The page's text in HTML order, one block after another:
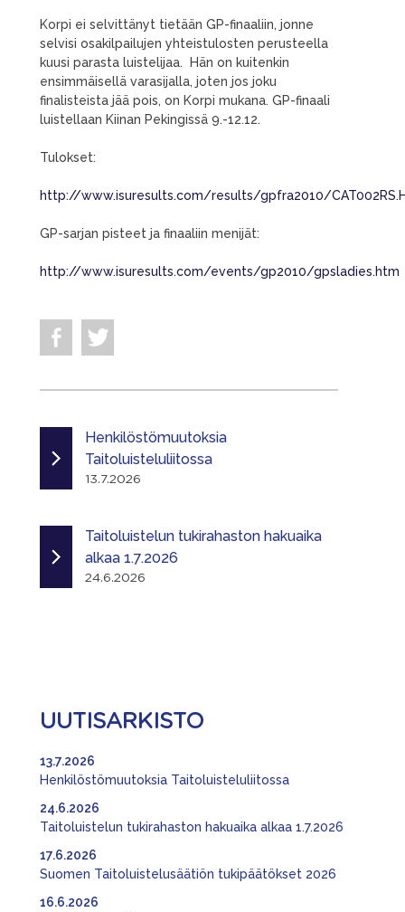
Korpi ei selvittänyt tietään GP-finaaliin, jonne
selvisi osakilpailujen yhteistulosten perusteella
kuusi parasta luistelijaa. Hän on kuitenkin
ensimmäisellä varasijalla, joten jos joku
finalisteista jää pois, on Korpi mukana. GP-finaali
luistellaan Kiinan Pekingissä 9.-12.12.
Tulokset:
http://www.isuresults.com/results/gpfra2010/
GP-sarjan pisteet ja finaaliin menijät:
http://www.isuresults.com/events/gp2010/gpsladies.htm
Henkilöstömuutoksia
Taitoluisteluliitossa
13.7.2026
Taitoluistelun tukirahaston hakuaika
alkaa 1.7.2026
24.6.2026
UUTISARKISTO
Henkilöstömuutoksia Taitoluisteluliitossa
13.7.2026
Taitoluistelun tukirahaston hakuaika alkaa 1.7.2026
24.6.2026
Suomen Taitoluistelusäätiön tukipäätökset 2026
17.6.2026
16.6.2026